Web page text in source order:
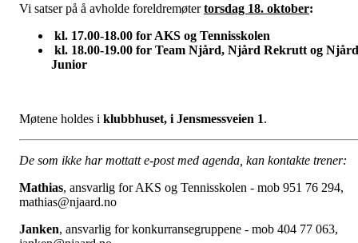
Vi satser på å avholde foreldremøtertorsdag 18. oktober:
kl. 17.00-18.00 for AKS og Tennisskolen
kl. 18.00-19.00 for Team Njård, Njård Rekrutt og Njård
Junior
Møtene holdes i klubbhuset, i Jensmessveien 1.
De som ikke har mottatt e-post med agenda, kan kontakte trener:
Mathias, ansvarlig for AKS og Tennisskolen - mob 951 76 294,
mathias@njaard.no
Janken, ansvarlig for konkurransegruppene - mob 404 77 063,